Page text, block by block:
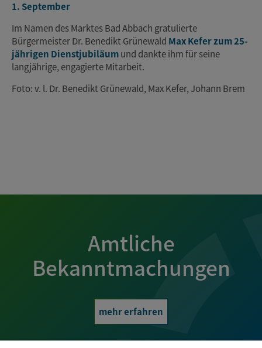
1. September
Im Namen des Marktes Bad Abbach gratulierte
Bürgermeister Dr. Benedikt Grünewald Max Kefer zum 25-
jährigen Dienstjubiläumund dankte ihm für seine
langjährige, engagierte Mitarbeit.
Foto: v. l. Dr. Benedikt Grünewald, Max Kefer, Johann Brem
Amtliche
Bekanntmachungen
mehr erfahren